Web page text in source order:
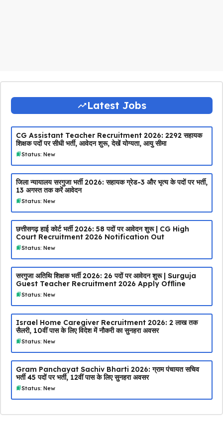
Latest Jobs
CG Assistant Teacher Recruitment 2026: 2292 सहायक
शिक्षक पदों पर सीधी भर्ती, आवेदन शुरू, देखें योग्यता, आयु सीमा
Status: New
जिला न्यायालय सरगुजा भर्ती 2026: सहायक ग्रेड-3 और भृत्य के पदों पर भर्ती,
13 अगस्त तक करें आवेदन
Status: New
छत्तीसगढ़ हाई कोर्ट भर्ती 2026: 58 पदों पर आवेदन शुरू | CG High
Court Recruitment 2026 Notification Out
Status: New
सरगुजा अतिथि शिक्षक भर्ती 2026: 26 पदों पर आवेदन शुरू | Surguja
Guest Teacher Recruitment 2026 Apply Offline
Status: New
Israel Home Caregiver Recruitment 2026: ₹2 लाख तक
सैलरी, 10वीं पास के लिए विदेश में नौकरी का सुनहरा अवसर
Status: New
Gram Panchayat Sachiv Bharti 2026: ग्राम पंचायत सचिव
भर्ती 45 पदों पर भर्ती, 12वीं पास के लिए सुनहरा अवसर
Status: New